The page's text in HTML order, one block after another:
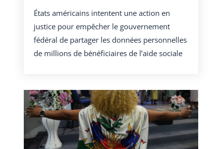
États américains intentent une action en
justice pour empêcher le gouvernement
fédéral de partager les données personnelles
de millions de bénéficiaires de l’aide sociale